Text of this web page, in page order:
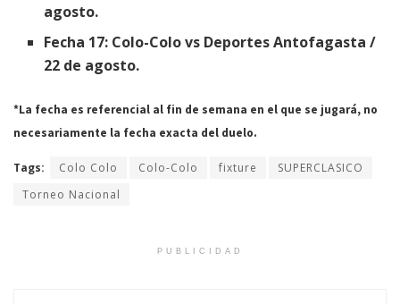
agosto.
Fecha 17: Colo-Colo vs Deportes Antofagasta /
22 de agosto.
*La fecha es referencial al fin de semana en el que se jugará, no
necesariamente la fecha exacta del duelo.
Tags: Colo Colo Colo-Colo fixture
SUPERCLASICO
Torneo Nacional
PUBLICIDAD